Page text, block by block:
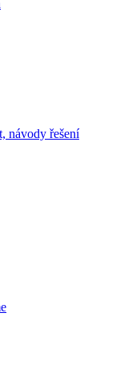
návody řešení